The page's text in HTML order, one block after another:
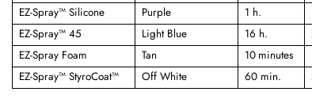
EZ-Spray™ Silicone
Purple 1 h.
EZ-Spray™ 45
Light Blue 16 h.
EZ-Spray Foam
Tan 10 minutes
EZ-Spray™ StyroCoat™
Off White 60 min.